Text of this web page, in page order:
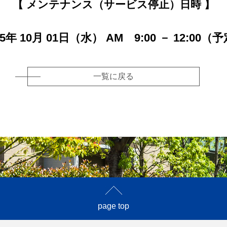
【 メンテナンス（サービス停止）日時 】
年 10月 01日（水） AM 9:00 － 12:00（予
一覧に戻る
page top